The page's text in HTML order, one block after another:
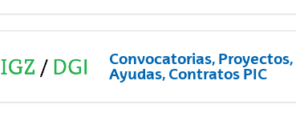
Convocatorias, Proyectos,
Ayudas, Contratos PIC